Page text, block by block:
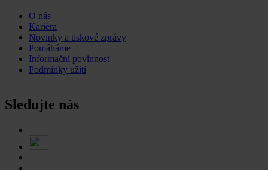
O nás
Kariéra
Novinky a tiskové zprávy
Pomáháme
Informační povinnost
Podmínky užití
Sledujte nás